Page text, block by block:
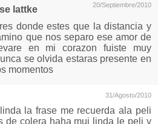
20/Septiembre/2010
lattke
donde estes que la distancia y
que nos separo ese amor de
en mi corazon fuiste muy
se olvida estaras presente en
momentos
31/Agosto/2010
la frase me recuerda ala peli
de colera haha mui linda le peli y